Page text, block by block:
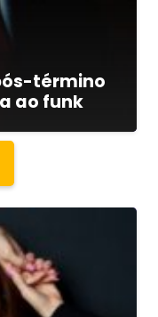
término
ao funk